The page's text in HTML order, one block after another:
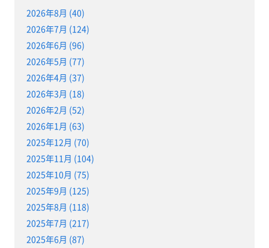
2026年8月 (40)
2026年7月 (124)
2026年6月 (96)
2026年5月 (77)
2026年4月 (37)
2026年3月 (18)
2026年2月 (52)
2026年1月 (63)
2025年12月 (70)
2025年11月 (104)
2025年10月 (75)
2025年9月 (125)
2025年8月 (118)
2025年7月 (217)
2025年6月 (87)